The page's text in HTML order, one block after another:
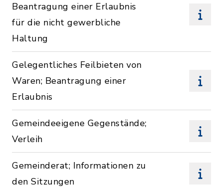
Beantragung einer Erlaubnis
für die nicht gewerbliche
Haltung
Gelegentliches Feilbieten von
Waren; Beantragung einer
Erlaubnis
Gemeindeeigene Gegenstände;
Verleih
Gemeinderat; Informationen zu
den Sitzungen